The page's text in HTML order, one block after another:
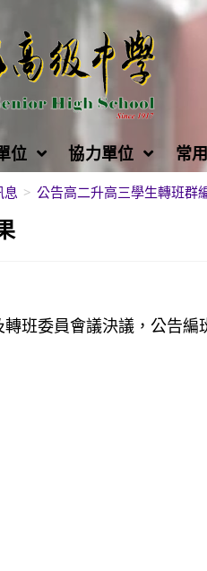
位 協力單位 常
息 > 公告高二升高三學生轉班群
班委員會議決議，公告